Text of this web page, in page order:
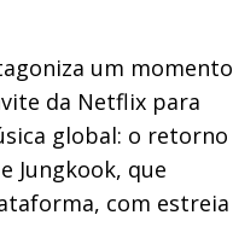
um momento
da Netflix para
global: o retorno
Jungkook, que
com estreia